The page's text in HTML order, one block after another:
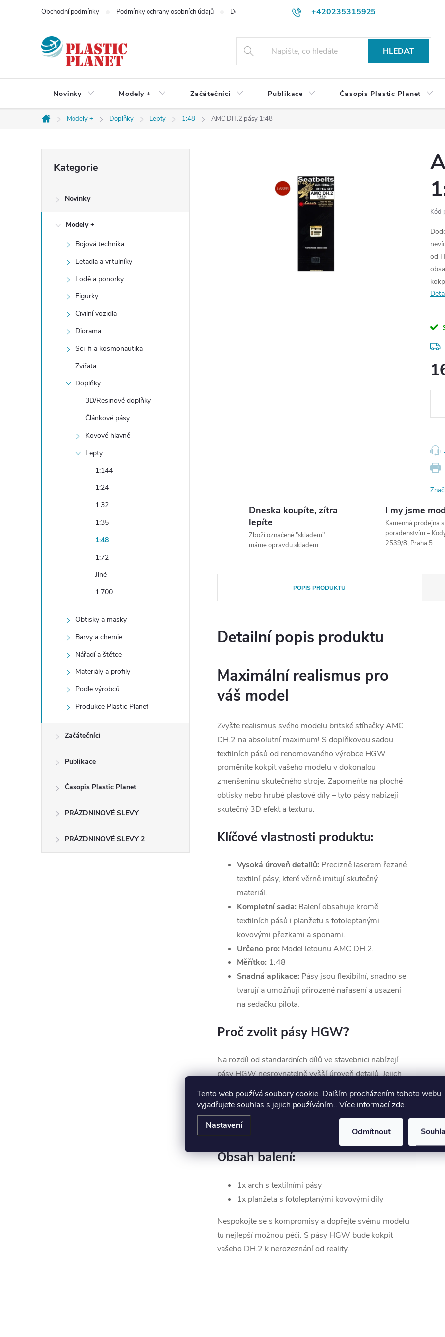
Tento web používá soubory cookie. Dalším procházením tohoto webu
vyjadřujete souhlas s jejich používáním.. Více informacízde.
Nastavení
Odmítnout
+420235315925
shop@plasticplanet.cz
Obchodní podmínky Podmínky ochrany osobních údajů Dodací a platební podmínky Podmínky vrácení peněz
HLEDAT
Novinky Modely + Začátečníci Publikace Časopis Plastic Planet
Domů
Modely + Doplňky Lepty 1:48 AMC DH.2 pásy 1:48
s
kategorie
Kategorie
Novinky
Modely +
Bojová technika
Letadla a vrtulníky
Lodě a ponorky
Figurky
Civilní vozidla
Diorama
Sci-fi a kosmonautika
Zvířata
Doplňky
3D/Resinové doplňky
Článkové pásy
Kovové hlavně
Lepty
1:144
1:24
1:32
1:35
1:48
1:72
Jiné
1:700
Obtisky a masky
Barvy a chemie
Nářadí a štětce
Materiály a profily
Podle výrobců
Produkce Plastic Planet
Začátečníci
Publikace
Časopis Plastic Planet
PRÁZDNINOVÉ SLEVY
PRÁZDNINOVÉ SLEVY 2
Kód
od
Dneska koupíte, zítra
lepíte
Zboží označené "skladem"
máme opravdu skladem
I my jsme
Kamenná prodejna
poradenstvím –
2539/8, Praha 5
POPIS PRODUKTU
Detailní popis produktu
Maximální realismus pro
váš model
Zvyšte realismus svého modelu britské stíhačky AMC
DH.2 na absolutní maximum! S doplňkovou sadou
textilních pásů od renomovaného výrobce HGW
proměníte kokpit vašeho modelu v dokonalou
zmenšeninu skutečného stroje. Zapomeňte na ploché
obtisky nebo hrubé plastové díly – tyto pásy nabízejí
skutečný 3D efekt a texturu.
Klíčové vlastnosti produktu:
Vysoká úroveň detailů: Precizně laserem řezané
textilní pásy, které věrně imitují skutečný
materiál.
Kompletní sada: Balení obsahuje kromě
textilních pásů i planžetu s fotoleptanými
kovovými přezkami a sponami.
Určeno pro: Model letounu AMC DH.2.
Měřítko: 1:48
Snadná aplikace: Pásy jsou flexibilní, snadno se
tvarují a umožňují přirozené nařasení a usazení
na sedačku pilota.
Proč zvolit pásy HGW?
Na rozdíl od standardních dílů ve stavebnici nabízejí
pásy HGW nesrovnatelně vyšší úroveň detailů. Jejich
textilní povaha a kovové doplňky dodají kokpitu
hloubku a autentičnost, které nelze dosáhnout jinými
metodami. Práce s nimi je intuitivní a výsledek je
ohromující.
Obsah balení:
1x arch s textilními pásy
1x planžeta s fotoleptanými kovovými díly
Nespokojte se s kompromisy a dopřejte svému modelu
tu nejlepší možnou péči. S pásy HGW bude kokpit
vašeho DH.2 k nerozeznání od reality.